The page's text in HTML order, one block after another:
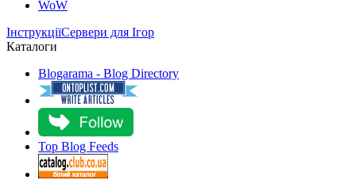
WoW
ІнструкціїСервери для Ігор
Каталоги
Blogarama - Blog Directory
Top Blog Feeds